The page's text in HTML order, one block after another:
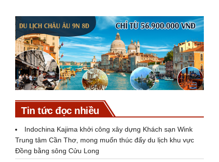
Tin tức đọc nhiều
Indochina Kajima khởi công xây dựng Khách sạn Wink
Trung tâm Cần Thơ, mong muốn thúc đẩy du lịch khu vực
Đồng bằng sông Cửu Long